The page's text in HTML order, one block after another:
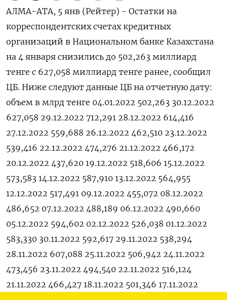
АЛМА-АТА, 5 янв (Рейтер) - Остатки на
корреспондентских счетах кредитных
организаций в Национальном банке Казахстана
на 4 января снизились до 502,263 миллиард
тенге с 627,058 миллиард тенге ранее, сообщил
ЦБ. Ниже следуют данные ЦБ на отчетную дату:
объем в млрд тенге 04.01.2022 502,263 30.12.2022
627,058 29.12.2022 712,291 28.12.2022 614,416
27.12.2022 559,688 26.12.2022 462,510 23.12.2022
539,416 22.12.2022 474,276 21.12.2022 466,172
20.12.2022 437,620 19.12.2022 518,606 15.12.2022
573,583 14.12.2022 587,910 13.12.2022 564,955
12.12.2022 517,491 09.12.2022 455,072 08.12.2022
486,652 07.12.2022 488,189 06.12.2022 490,660
05.12.2022 594,602 02.12.2022 526,038 01.12.2022
583,330 30.11.2022 592,617 29.11.2022 538,294
28.11.2022 607,088 25.11.2022 506,942 24.11.2022
473,456 23.11.2022 494,540 22.11.2022 516,124
21.11.2022 466,427 18.11.2022 501,346 17.11.2022